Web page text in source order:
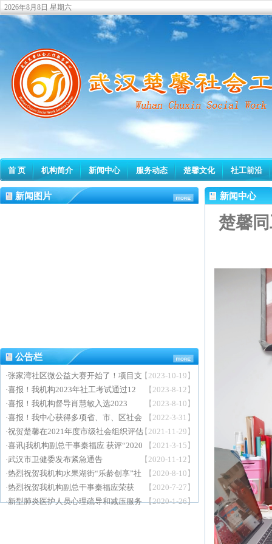
2026年8月8日 星期六
首 页 机构简介 新闻中心 服务动态 楚馨文化 社工前沿
新闻图片
公告栏
·张家湾社区微公益大赛开始了！项目支
持不低于一万元！
【2023-10-19】
·喜报！我机构2023年社工考试通过12
人
【2023-8-12】
·喜报！我机构督导肖慧敏入选2023
年“武汉最美社工”宣传展示对象的公示
名单
【2023-8-10】
·喜报！我中心获得多项省、市、区社会
工作行业荣誉！
【2022-3-31】
·祝贺楚馨在2021年度市级社会组织评估
工作荣获4A
【2021-11-29】
·喜讯|我机构副总干事秦福应 获评“2020
年度中国百名社工人物”
【2021-3-15】
·武汉市卫健委发布紧急通告
【2020-11-12】
·热烈祝贺我机构水果湖街“乐龄创享”社
区社会工作服务项目勇夺桂冠
【2020-8-10】
·热烈祝贺我机构副总干事秦福应荣获
2019年度武汉市“十大社工人物
【2020-7-27】
·新型肺炎医护人员心理疏导和减压服务 【2020-1-26】
新闻中心
楚馨